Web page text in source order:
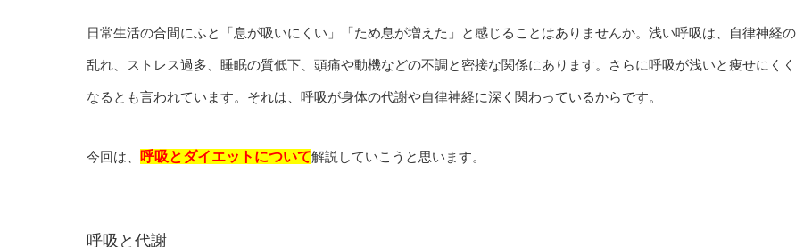
日常生活の合間にふと「息が吸いにくい」「ため息が増えた」と感じることはありませんか。浅い呼吸は、自律神経の
乱れ、ストレス過多、睡眠の質低下、頭痛や動機などの不調と密接な関係にあります。さらに呼吸が浅いと痩せにくく
なるとも言われています。それは、呼吸が身体の代謝や自律神経に深く関わっているからです。
今回は、 呼吸とダイエットについて解説していこうと思います。
呼吸と代謝